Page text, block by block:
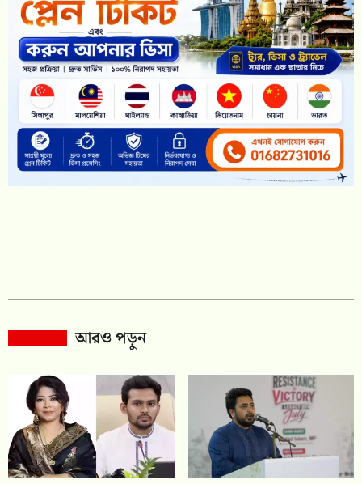
আরও পড়ুন